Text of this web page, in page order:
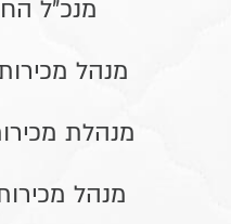
מנכ"ל החברה
מנהל מכירות
מנהלת מכירות
מנהל מכירות